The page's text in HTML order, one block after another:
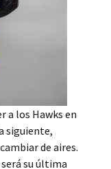
a los Hawks en
siguiente,
de aires.
su última